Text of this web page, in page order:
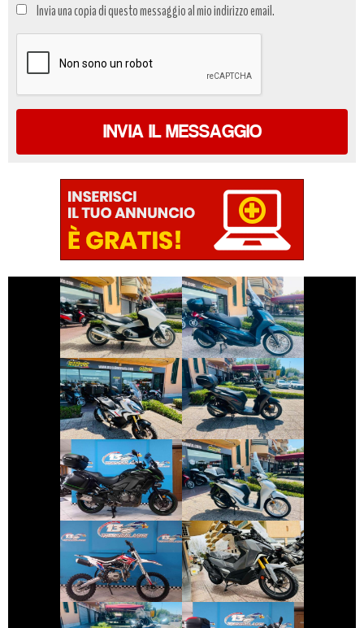
dati
*
Invia una copia di questo messaggio al mio indirizzo email.
INVIA IL MESSAGGIO
HONDA INTEGRA
€ 2.990 €
PIAGGIO
BEVERLY
€ 3.990 €
HONDA X-ADV
€ 9.999 €
HONDA SH
€ 3.650 €
KAWASAKI
VERSYS
€ 9.990 €
HONDA SH
€ 3.350 €
ALTRA-MARCA
ALTRO-
MODELLO
€ 1.700 €
SYM ADX-400
€ 6.990 €
€ 5.790 € € 3.890 €